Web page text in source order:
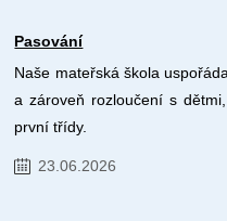
Pasování
Naše mateřská škola
a zároveň rozloučení s
první třídy.
23.06.2026